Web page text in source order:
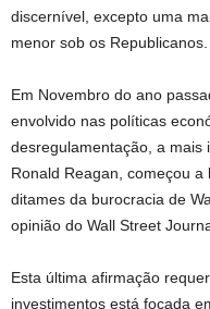
discernível, excepto uma
menor sob os Republicanos.
Em Novembro do ano
envolvido nas políticas
desregulamentação, a mais
Ronald Reagan, começou
ditames da burocracia de
opinião do Wall Street
Esta última afirmação
investimentos está focada